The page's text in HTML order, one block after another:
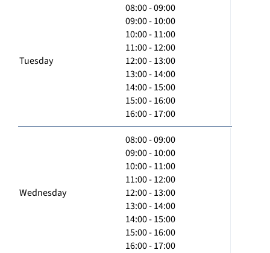
Tuesday
08:00 - 09:00
09:00 - 10:00
10:00 - 11:00
11:00 - 12:00
12:00 - 13:00
13:00 - 14:00
14:00 - 15:00
15:00 - 16:00
16:00 - 17:00
Wednesday
08:00 - 09:00
09:00 - 10:00
10:00 - 11:00
11:00 - 12:00
12:00 - 13:00
13:00 - 14:00
14:00 - 15:00
15:00 - 16:00
16:00 - 17:00